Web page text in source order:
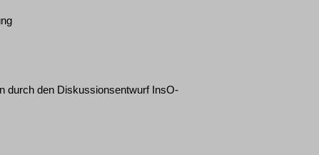
durch den Diskussionsentwurf InsO-